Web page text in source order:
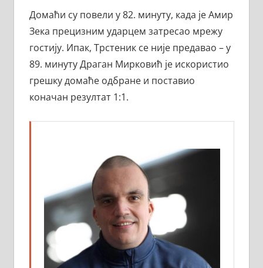
Домaћи су повели у 82. минуту, када је Амир
Зека прецизним ударцем затресао мрежу
гостију. Ипак, Трстеник се није предавао – у
89. минуту Драган Мирковић је искористио
грешку домаће одбране и поставио
коначан резултат 1:1.